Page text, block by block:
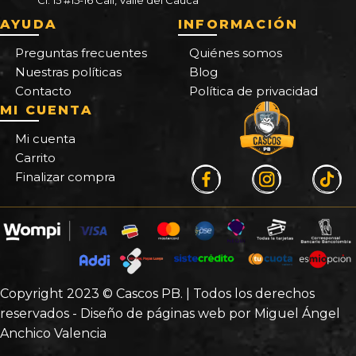
AYUDA
Preguntas frecuentes
Nuestras políticas
Contacto
INFORMACIÓN
Quiénes somos
Blog
Política de privacidad
MI CUENTA
Mi cuenta
Carrito
Finalizar compra
Copyright 2023 © Cascos PB. | Todos los derechos
reservados - Diseño de páginas web por Miguel Ángel
Anchico Valencia